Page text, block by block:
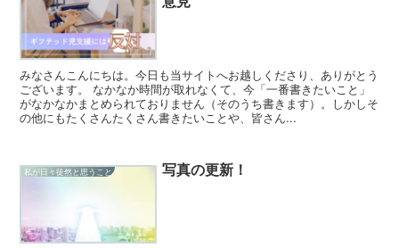
みなさんこんにちは。今日も当サイトへお越しくださり、ありがとう
ございます。 なかなか時間が取れなくて、今「一番書きたいこと」
がなかなかまとめられておりません（そのうち書きます）。しかしそ
の他にもたくさんたくさん書きたいことや、皆さん...
私が日々徒然と思うこと 写真の更新！